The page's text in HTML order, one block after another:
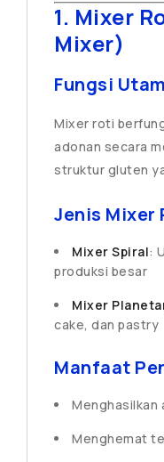
1. Mixer
Mixer)
Fungsi
Mixer roti
adonan secara
struktur gluten
Jenis Mixer
Mixer Spiral:
produksi besar
Mixer
cake, dan pastry
Manfaat
Menghasilkan
Menghemat